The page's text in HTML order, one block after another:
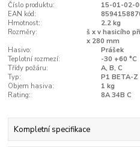
Číslo produktu:
15-01-02-
EAN kód:
Hmotnost:
2.2 kg
Rozměry:
š x v hasicího
x 280 mm
Hasivo:
Prášek
Teplotní rozmezí:
-30 +60 °C
Třídy požáru:
A, B, C
Typ:
P1 BETA-Z
Objem hasiva:
1 kg
Rating:
8A 34B C
Kompletní specifikace